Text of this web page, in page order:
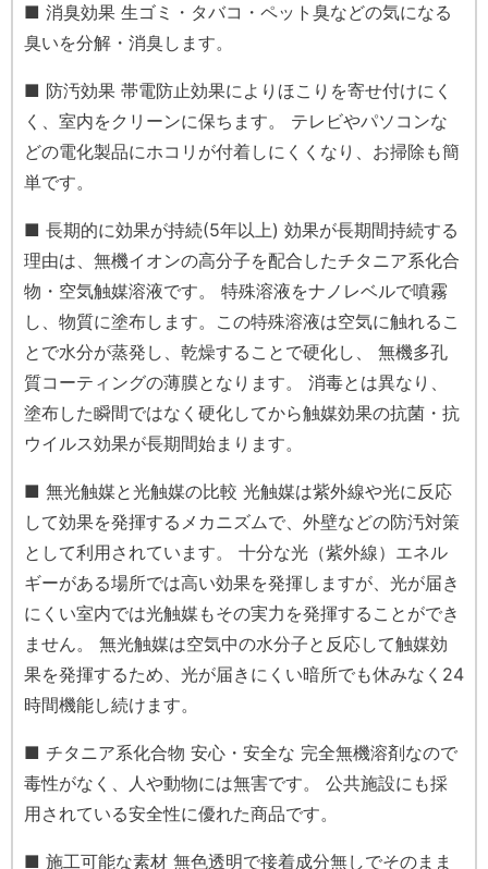
■ 消臭効果 生ゴミ・タバコ・ペット臭などの気になる
臭いを分解・消臭します。
■ 防汚効果 帯電防止効果によりほこりを寄せ付けにく
く、室内をクリーンに保ちます。 テレビやパソコンな
どの電化製品にホコリが付着しにくくなり、お掃除も簡
単です。
■ 長期的に効果が持続(5年以上) 効果が長期間持続する
理由は、無機イオンの高分子を配合したチタニア系化合
物・空気触媒溶液です。 特殊溶液をナノレベルで噴霧
し、物質に塗布します。この特殊溶液は空気に触れるこ
とで水分が蒸発し、乾燥することで硬化し、 無機多孔
質コーティングの薄膜となります。 消毒とは異なり、
塗布した瞬間ではなく硬化してから触媒効果の抗菌・抗
ウイルス効果が長期間始まります。
■ 無光触媒と光触媒の比較 光触媒は紫外線や光に反応
して効果を発揮するメカニズムで、外壁などの防汚対策
として利用されています。 十分な光（紫外線）エネル
ギーがある場所では高い効果を発揮しますが、光が届き
にくい室内では光触媒もその実力を発揮することができ
ません。 無光触媒は空気中の水分子と反応して触媒効
果を発揮するため、光が届きにくい暗所でも休みなく24
時間機能し続けます。
■ チタニア系化合物 安心・安全な 完全無機溶剤なので
毒性がなく、人や動物には無害です。 公共施設にも採
用されている安全性に優れた商品です。
■ 施工可能な素材 無色透明で接着成分無しでそのまま